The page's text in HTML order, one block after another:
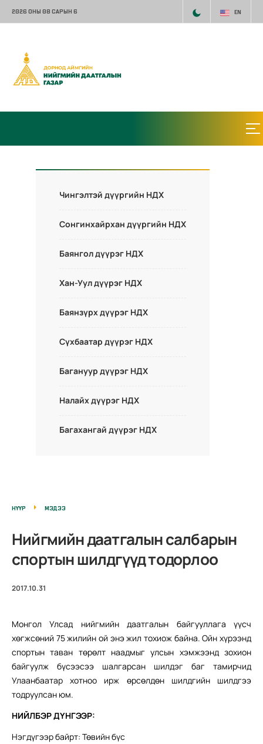
2026 ОНЫ 08 САРЫН 6 EN
Чингэлтэй дүүргийн НДХ
Сонгинхайрхан дүүргийн НДХ
Баянгол дүүрэг НДХ
Хан-Уул дүүрэг НДХ
Баянзүрх дүүрэг НДХ
Сүхбаатар дүүрэг НДХ
Багануур дүүрэг НДХ
Налайх дүүрэг НДХ
Багахангай дүүрэг НДХ
НҮҮР МЭДЭЭ
Нийгмийн даатгалын салбарын
спортын шилдгүүд тодорлоо
2017.10.31
Монгол Улсад нийгмийн даатгалын байгууллага үүсч
хөгжсөний 75 жилийн ой энэ жил тохиож байна. Ойн хүрээнд
спортын таван төрөлт наадмыг улсын хэмжээнд зохион
байгуулж бүсээсээ шалгарсан шилдэг баг тамирчид
Улаанбаатар хотноо ирж өрсөлдөн шилдгийн шилдгээ
тодруулсан юм.
НИЙЛБЭР ДҮНГЭЭР:
Нэгдүгээр байрт: Төвийн бүс